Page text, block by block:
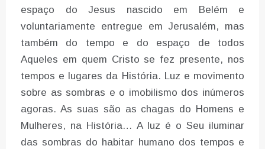
espaço do Jesus nascido em Belém e
voluntariamente entregue em Jerusalém, mas
também do tempo e do espaço de todos
Aqueles em quem Cristo se fez presente, nos
tempos e lugares da História. Luz e movimento
sobre as sombras e o imobilismo dos inúmeros
agoras. As suas são as chagas do Homens e
Mulheres, na História… A luz é o Seu iluminar
das sombras do habitar humano dos tempos e